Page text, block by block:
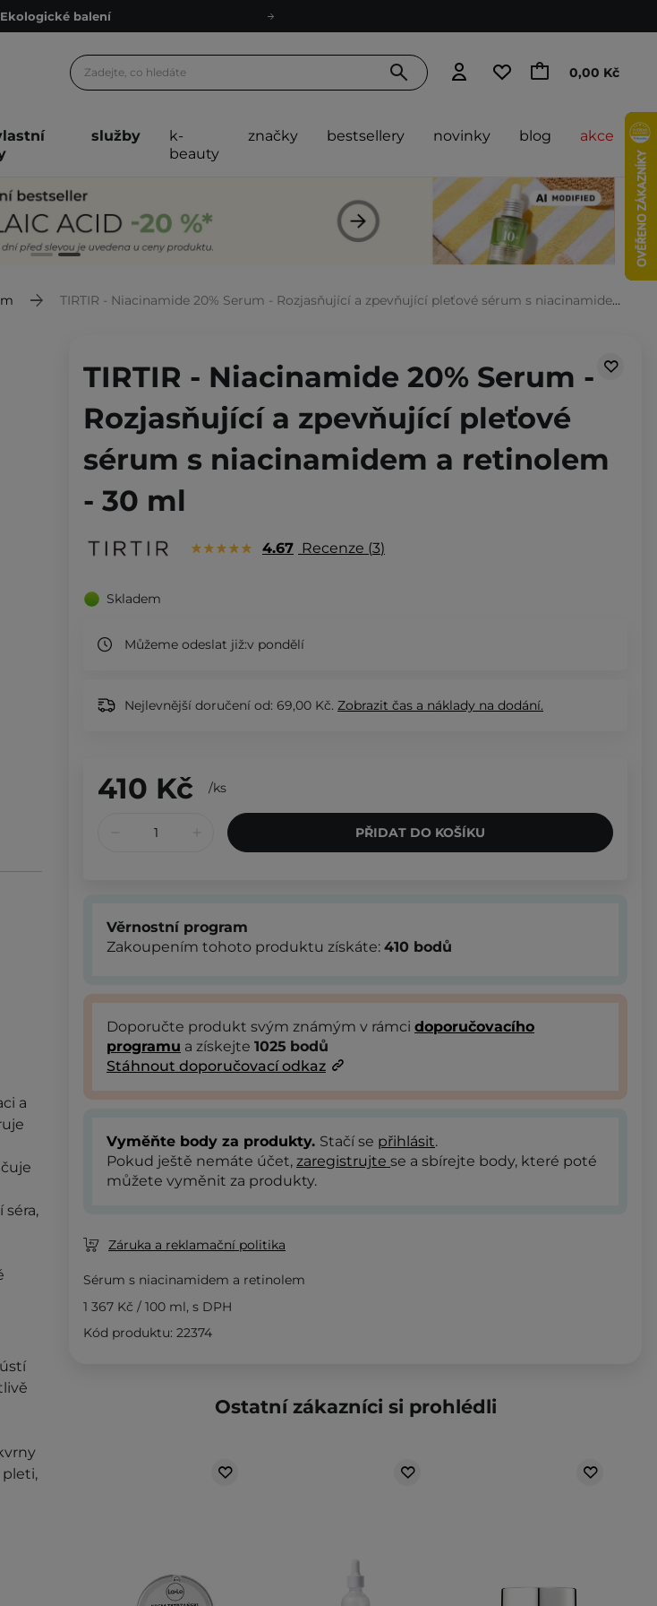
Ekologické balení
Odeslání do 24 hod.
Ekologické balení
0,00 Kč
služby
k-
beauty
značky bestsellery novinky blog akce
TIRTIR - Niacinamide 20% Serum - Rozjasňující a zpevňující pleťové sérum s niacinamidem a retinolem - 30 ml
a
séra,
TIRTIR - Niacinamide 20% Serum -
Rozjasňující a zpevňující pleťové
sérum s niacinamidem a retinolem
- 30 ml
4.67 Recenze 3
Skladem
Můžeme odeslat již:v pondělí
Nejlevnější doručení od: 69,00 Kč. Zobrazit čas a náklady na dodání.
410 Kč /ks
PŘIDAT DO KOŠÍKU
Věrnostní program
Zakoupením tohoto produktu získáte: 410 bodů
Doporučte produkt svým známým v rámci doporučovacího
programu a získejte 1025 bodů
Stáhnout doporučovací odkaz
Vyměňte body za produkty. Stačí se přihlásit.
Pokud ještě nemáte účet, zaregistrujte se a sbírejte body, které poté
můžete vyměnit za produkty.
Záruka a reklamační politika
Sérum s niacinamidem a retinolem
1 367 Kč / 100 ml, s DPH
Kód produktu: 22374
Ostatní zákazníci si prohlédli